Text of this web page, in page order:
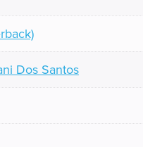
Dos Santos